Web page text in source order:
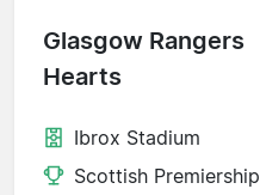
Glasgow Rangers
Hearts
Ibrox Stadium
Scottish Premiership